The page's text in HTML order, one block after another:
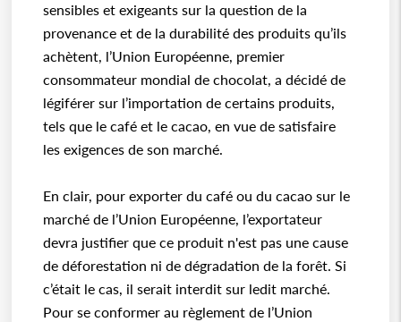
sensibles et exigeants sur la question de la
provenance et de la durabilité des produits qu’ils
achètent, l’Union Européenne, premier
consommateur mondial de chocolat, a décidé de
légiférer sur l’importation de certains produits,
tels que le café et le cacao, en vue de satisfaire
les exigences de son marché.
En clair, pour exporter du café ou du cacao sur le
marché de l’Union Européenne, l’exportateur
devra justifier que ce produit n'est pas une cause
de déforestation ni de dégradation de la forêt. Si
c’était le cas, il serait interdit sur ledit marché.
Pour se conformer au règlement de l’Union